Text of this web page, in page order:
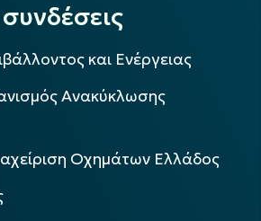
και Ενέργειας
Ανακύκλωσης
Οχημάτων Ελλάδος